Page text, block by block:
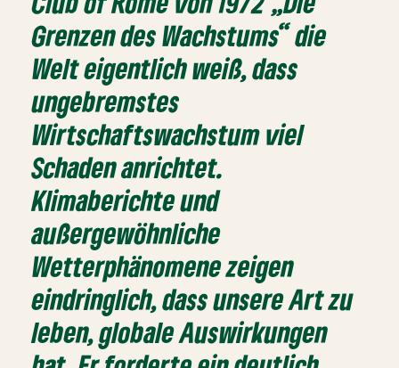
Grenzen des Wachstums“ die
Welt eigentlich weiß, dass
ungebremstes
Wirtschaftswachstum viel
Schaden anrichtet.
Klimaberichte und
außergewöhnliche
Wetterphänomene zeigen
eindringlich, dass unsere Art zu
leben, globale Auswirkungen